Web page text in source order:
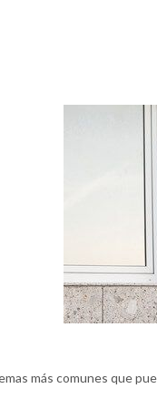
más comunes que